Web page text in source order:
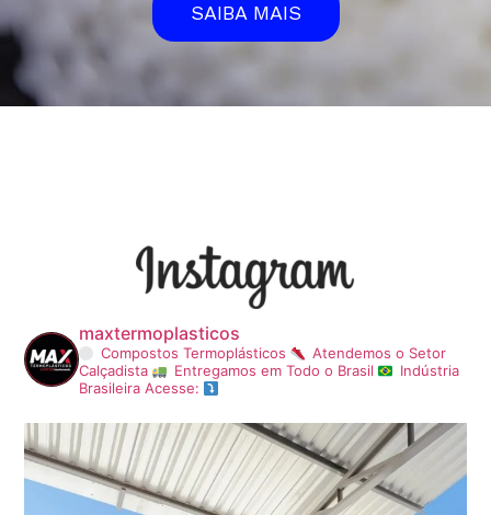
SAIBA MAIS
maxtermoplasticos
Compostos Termoplásticos
Atendemos o Setor
Calçadista
Entregamos em Todo o Brasil
Indústria
Brasileira Acesse: